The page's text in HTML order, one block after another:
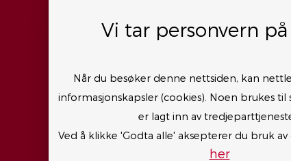
Cookies
Åpenhetsloven
Dine rettigheter etter
Bærekraft og Miljø
Vi tar personvern
Når du besøker denne nettsiden, kan
informasjonskapsler (cookies). Noen brukes til
er lagt inn av
Ved å klikke 'Godta alle' aksepterer du bruk av
her